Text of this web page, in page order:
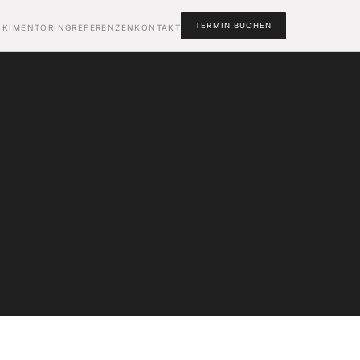
KI MENTORINGREFERENZEN KONTAKT TERMIN BUCHEN